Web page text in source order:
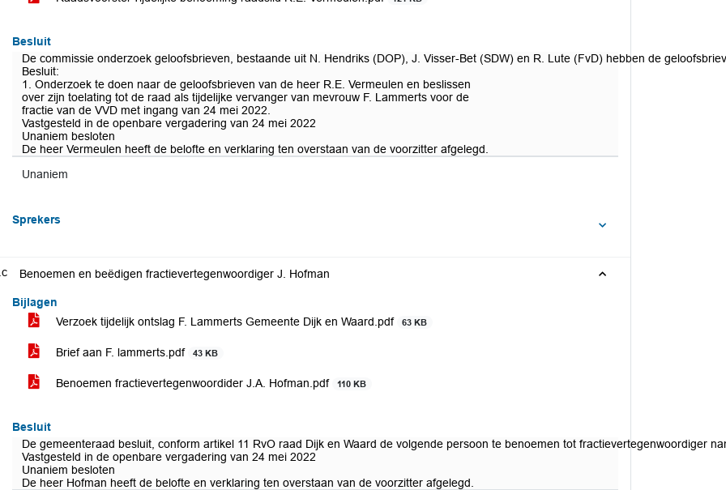
Besluit
De commissie onderzoek geloofsbrieven, bestaande uit N. Hendriks (DOP), J. Visser-Bet (SDW) en R. Lute (FvD) hebben de
Besluit:
1. Onderzoek te doen naar de geloofsbrieven van de heer R.E. Vermeulen en beslissen
over zijn toelating tot de raad als tijdelijke vervanger van mevrouw F. Lammerts voor de
fractie van de VVD met ingang van 24 mei 2022.
Vastgesteld in de openbare vergadering van 24 mei 2022
Unaniem besloten
De heer Vermeulen heeft de belofte en verklaring ten overstaan van de voorzitter afgelegd.
Unaniem
Sprekers
Benoemen en beëdigen fractievertegenwoordiger J. Hofman
Bijlagen
Verzoek tijdelijk ontslag F. Lammerts Gemeente Dijk en Waard.pdf
63 KB
Brief aan F. lammerts.pdf 43 KB
Benoemen fractievertegenwoordider J.A. Hofman.pdf 110 KB
Besluit
De gemeenteraad besluit, conform artikel 11 RvO raad Dijk en Waard de volgende persoon te benoemen tot fractievertegenwoordiger
Vastgesteld in de openbare vergadering van 24 mei 2022
Unaniem besloten
De heer Hofman heeft de belofte en verklaring ten overstaan van de voorzitter afgelegd.